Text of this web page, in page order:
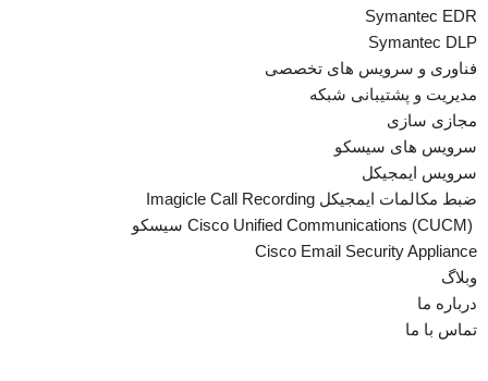
Symantec EDR
Symantec DLP
فناوری و سرویس های تخصصی
مدیریت و پشتیبانی شبکه
مجازی سازی
سرویس های سیسکو
سرویس ایمجیکل
ضبط مکالمات ایمجیکل Imagicle Call Recording
Cisco Email Security Appliance
وبلاگ
درباره ما
تماس با ما